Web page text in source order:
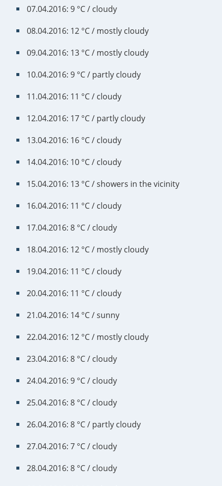
07.04.2016: 9 °C / cloudy
08.04.2016: 12 °C / mostly cloudy
09.04.2016: 13 °C / mostly cloudy
10.04.2016: 9 °C / partly cloudy
11.04.2016: 11 °C / cloudy
12.04.2016: 17 °C / partly cloudy
13.04.2016: 16 °C / cloudy
14.04.2016: 10 °C / cloudy
15.04.2016: 13 °C / showers in the vicinity
16.04.2016: 11 °C / cloudy
17.04.2016: 8 °C / cloudy
18.04.2016: 12 °C / mostly cloudy
19.04.2016: 11 °C / cloudy
20.04.2016: 11 °C / cloudy
21.04.2016: 14 °C / sunny
22.04.2016: 12 °C / mostly cloudy
23.04.2016: 8 °C / cloudy
24.04.2016: 9 °C / cloudy
25.04.2016: 8 °C / cloudy
26.04.2016: 8 °C / partly cloudy
27.04.2016: 7 °C / cloudy
28.04.2016: 8 °C / cloudy